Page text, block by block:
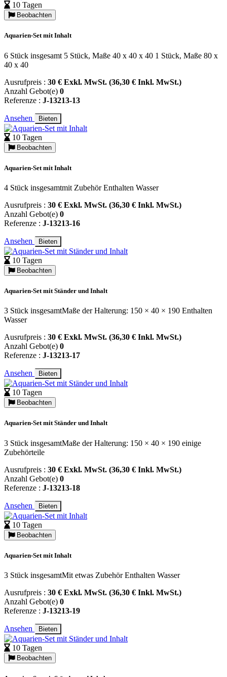
10 Tagen
Beobachten
Aquarien-Set mit Inhalt
6 Stück insgesamt 5 Stück, Maße 40 x 40 x 40 1 Stück, Maße 80 x
40 x 40
Ausrufpreis : 30 € Exkl. MwSt. (36,30 € Inkl. MwSt.)
Anzahl Gebot(e) 0
Referenze : J-13213-13
Ansehen Bieten
10 Tagen
Beobachten
Aquarien-Set mit Inhalt
4 Stück insgesamtmit Zubehör Enthalten Wasser
Ausrufpreis : 30 € Exkl. MwSt. (36,30 € Inkl. MwSt.)
Anzahl Gebot(e) 0
Referenze : J-13213-16
Ansehen Bieten
10 Tagen
Beobachten
Aquarien-Set mit Ständer und Inhalt
3 Stück insgesamtMaße der Halterung: 150 × 40 × 190 Enthalten
Wasser
Ausrufpreis : 30 € Exkl. MwSt. (36,30 € Inkl. MwSt.)
Anzahl Gebot(e) 0
Referenze : J-13213-17
Ansehen Bieten
10 Tagen
Beobachten
Aquarien-Set mit Ständer und Inhalt
3 Stück insgesamtMaße der Halterung: 150 × 40 × 190 einige
Zubehörteile
Ausrufpreis : 30 € Exkl. MwSt. (36,30 € Inkl. MwSt.)
Anzahl Gebot(e) 0
Referenze : J-13213-18
Ansehen Bieten
10 Tagen
Beobachten
Aquarien-Set mit Inhalt
3 Stück insgesamtMit etwas Zubehör Enthalten Wasser
Ausrufpreis : 30 € Exkl. MwSt. (36,30 € Inkl. MwSt.)
Anzahl Gebot(e) 0
Referenze : J-13213-19
Ansehen Bieten
10 Tagen
Beobachten